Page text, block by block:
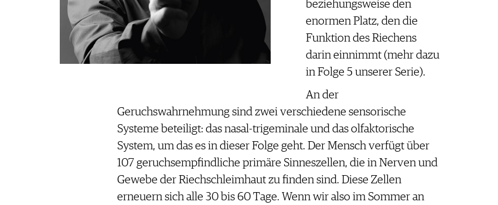
SUISSE ROMANDE
beziehungsweise den
enormen Platz, den die
Funktion des Riechens
darin einnimmt (mehr dazu
in Folge 5 unserer Serie).
An der
Geruchswahrnehmung sind zwei verschiedene sensorische
Systeme beteiligt: das nasal-trigeminale und das olfaktorische
System, um das es in dieser Folge geht. Der Mensch verfügt über
107 geruchsempfindliche primäre Sinneszellen, die in Nerven und
Gewebe der Riechschleimhaut zu finden sind. Diese Zellen
erneuern sich alle 30 bis 60 Tage. Wenn wir also im Sommer an